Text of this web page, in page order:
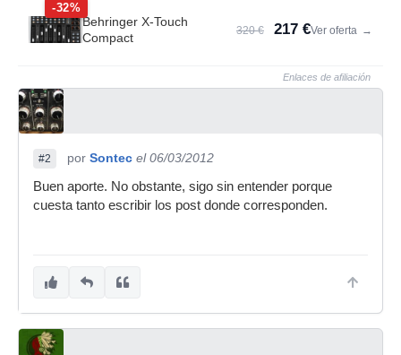
-32%
Behringer X-Touch
Compact
320 € 217 €Ver oferta →
Enlaces de afiliación
#2 por Sontec el 06/03/2012
Buen aporte. No obstante, sigo sin entender porque
cuesta tanto escribir los post donde corresponden.